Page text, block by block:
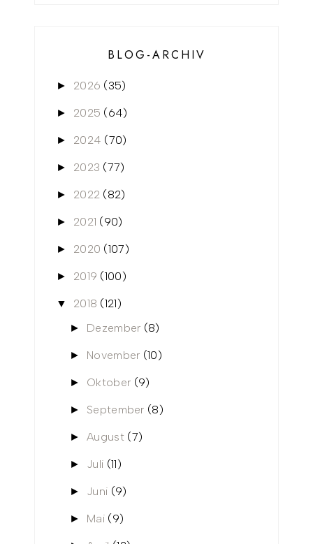
BLOG-ARCHIV
► 2026 (35)
► 2025 (64)
► 2024 (70)
► 2023 (77)
► 2022 (82)
► 2021 (90)
► 2020 (107)
► 2019 (100)
▼ 2018 (121)
► Dezember (8)
► November (10)
► Oktober (9)
► September (8)
►August (7)
► Juli (11)
► Juni (9)
► Mai (9)